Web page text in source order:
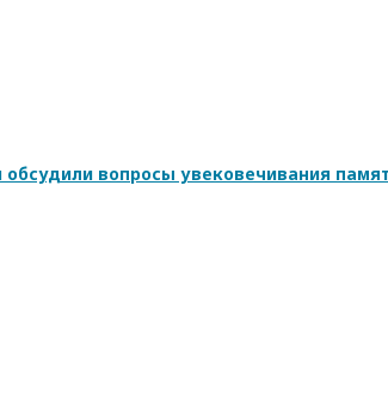
вопросы увековечивания